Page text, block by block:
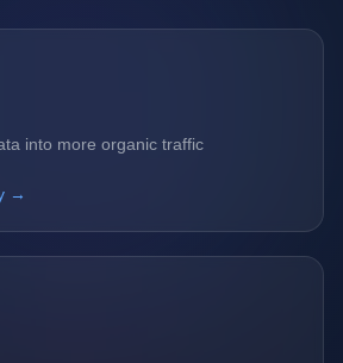
into more organic traffic
→